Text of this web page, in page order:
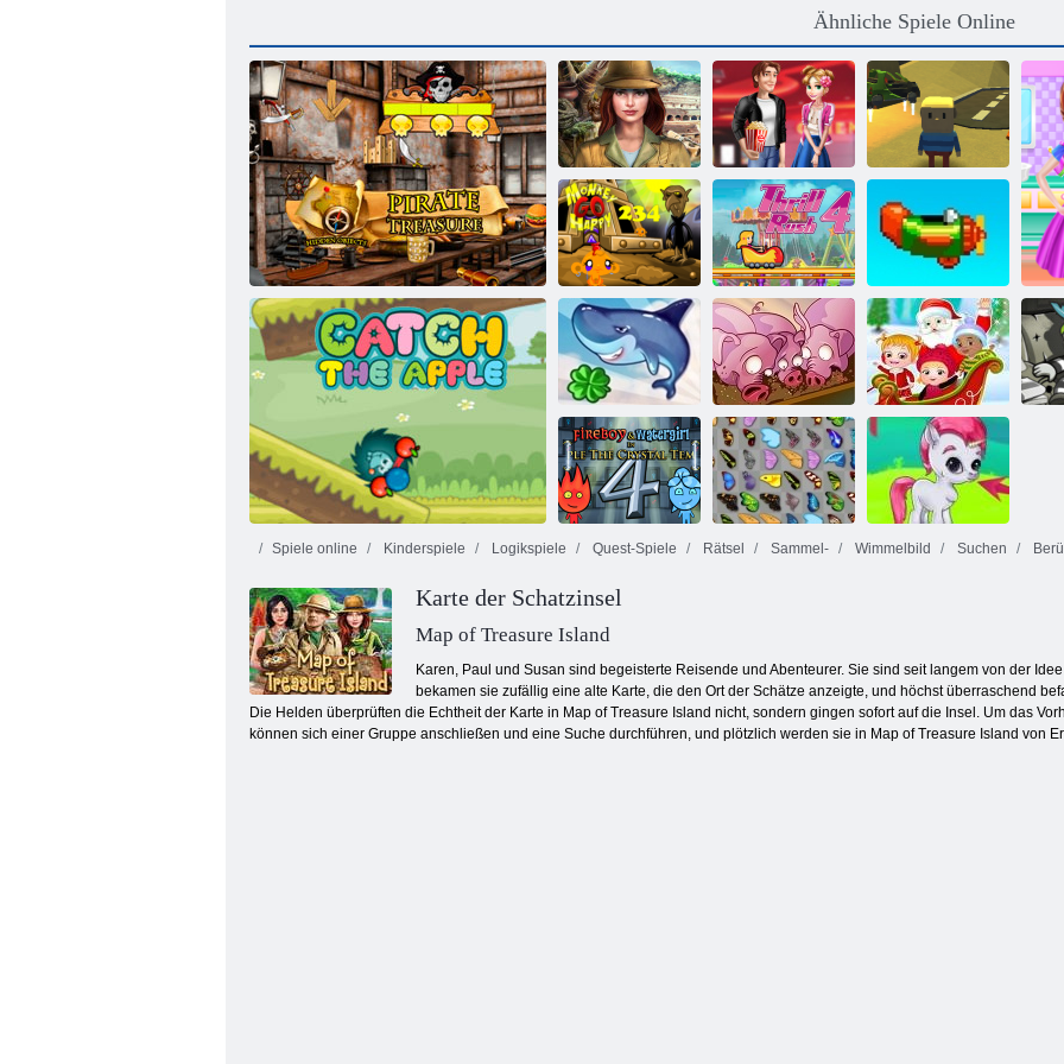
Ähnliche Spiele Online
Hidden Objects-Piraten-Schatz
Versteckte
Geschichte
Valentinstag
Kino
Kogama Der
Fall Geisterhaus
Affe Gehen Sie
glückliche Stufe
234
Nervenkitzel
Rush 4
Sboschik Äpfeln
Wiederholen
Fliegen Shark
Run, Schwein,
Run
Baby-
Haselnuss -
Weihnachtsüberraschung
Wasser 4:
Kristalltempel
Spiele online Kinderspiele Logikspiele Quest-Spiele Rätsel Sammel- Wimmelbild Suchen
Karte der Schatzinsel
Map of Treasure Island
Karen, Paul und Susan sind begeisterte Reisende und Abenteurer. Sie sind seit langem von der
bekamen sie zufällig eine alte Karte, die den Ort der Schätze anzeigte, und höchst überraschend
Die Helden überprüften die Echtheit der Karte in Map of Treasure Island nicht, sondern gingen sofort auf die Insel. Um das
können sich einer Gruppe anschließen und eine Suche durchführen, und plötzlich werden sie in Map of Treasure Island von